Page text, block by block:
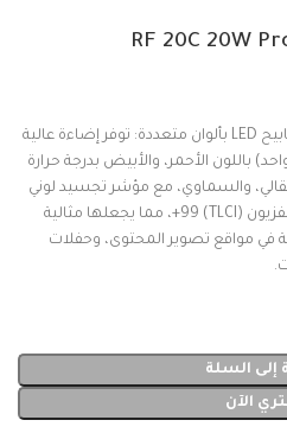
RF 20C 20W
إضاءة ثابتة بقوة 20 واط مع 5 مصابيح LED بألوان متعددة: توفر إضاءة عالية
متر واحد) باللون الأحمر، والأبيض بدرجة حرارة
والسماوي، مع مؤشر تجسيد لوني
(CRI) 97+ ومؤشر اتساق إضاءة التلفزيون (TLCI) 99+، مما يجعلها مثالية
في مواقع تصوير المحتوى، وحفلات
إلى السلة
الآن